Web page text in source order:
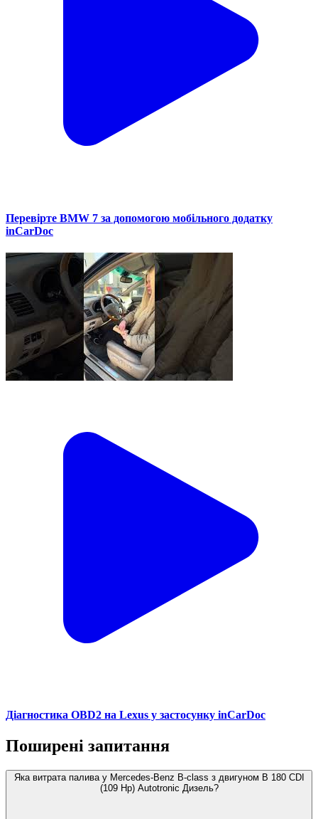
Перевірте BMW 7 за допомогою мобільного додатку
inCarDoc
Діагностика OBD2 на Lexus у застосунку inCarDoc
Поширені запитання
Яка витрата палива у Mercedes-Benz B-class з двигуном B 180 CDI
(109 Hp) Autotronic Дизель?